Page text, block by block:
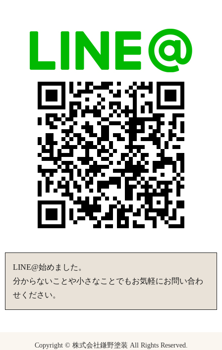
LINE@始めました。
分からないことや小さなことでもお気軽にお問い合わ
せください。
Copyright © 株式会社鎌野塗装 All Rights Reserved.